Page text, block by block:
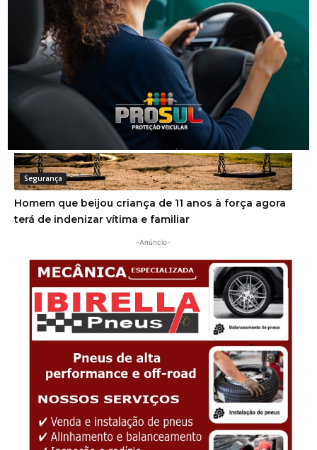
Golpe do falso advogado em Urussanga deixa vítima
com prejuízo de R$ 51 mil
Segurança
Homem que beijou criança de 11 anos à força agora
terá de indenizar vítima e familiar
-Anúncio-